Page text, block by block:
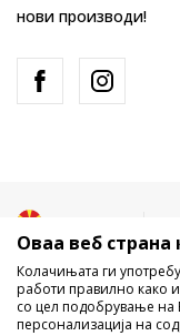
нови производи!
Оваа веб
Колачињата ги
работи правилно како
со цел подобрување на
персонализација на